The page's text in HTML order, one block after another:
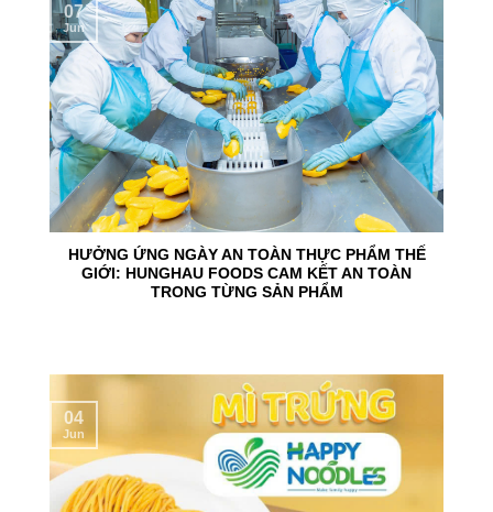
HƯỞNG ỨNG NGÀY AN TOÀN THỰC PHẨM THẾ
GIỚI: HUNGHAU FOODS CAM KẾT AN TOÀN
TRONG TỪNG SẢN PHẨM
07
Jun
04
Jun